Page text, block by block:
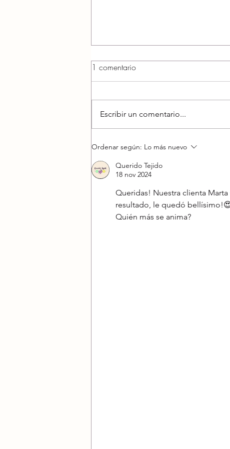
Granny Square a crochet
1 comentario
Escribir un comentario...
Ordenar según: Lo más nuevo
Querido Tejido
18 nov 2024
Queridas! Nuestra clienta
resultado, le quedó
Quién más se anima?